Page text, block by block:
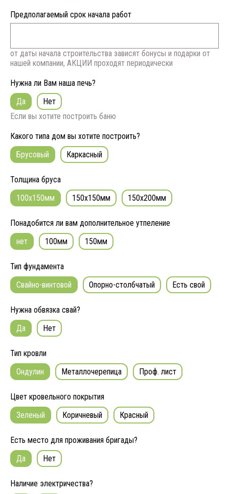
Предполагаемый срок начала работ
от даты начала строительства зависят бонусы и подарки от
нашей компании, АКЦИИ проходят периодически
Нужна ли Вам наша печь?
Да
Нет
Если вы хотите построить баню
Какого типа дом вы хотите построить?
Брусовый
Каркасный
Толщина бруса
100x150мм
150x150мм 150x200мм
Понадобится ли вам дополнительное утпеление
нет
100мм 150мм
Тип фундамента
Свайно-винтовой
Опорно-столбчатый Есть свой
Нужна обвязка свай?
Да
Нет
Тип кровли
Ондулин
Металлочерепица Проф. лист
Цвет кровельного покрытия
Зеленый
Коричневый Красный
Есть место для проживания бригады?
Да
Нет
Наличие электричества?